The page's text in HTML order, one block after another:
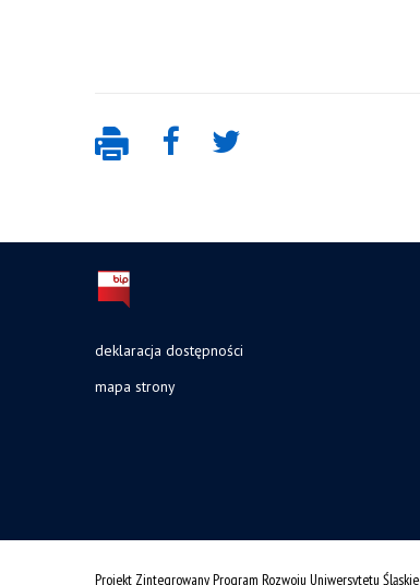
deklaracja dostępności
mapa strony
Projekt Zintegrowany Program Rozwoju Uniwersytetu